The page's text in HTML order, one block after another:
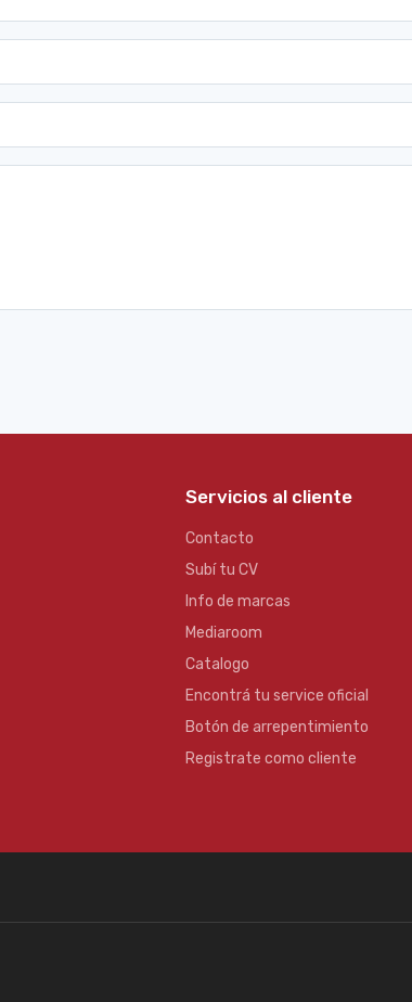
Servicios al cliente
Contacto
Subí tu CV
Info de marcas
Mediaroom
Catalogo
Encontrá tu service oficial
Botón de arrepentimiento
Registrate como cliente